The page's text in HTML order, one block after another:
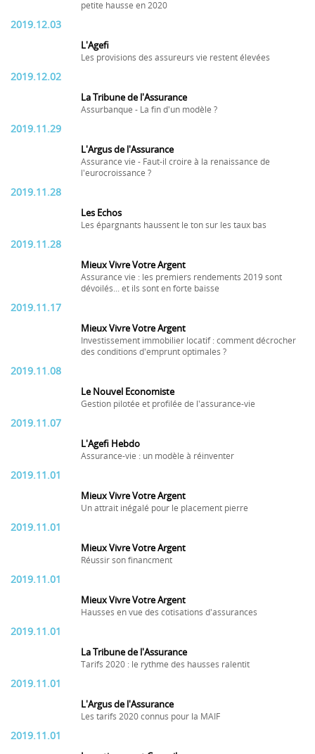
petite hausse en 2020
2019.12.03
L'Agefi
Les provisions des assureurs vie restent élevées
2019.12.02
La Tribune de l'Assurance
Assurbanque - La fin d'un modèle ?
2019.11.29
L'Argus de l'Assurance
Assurance vie - Faut-il croire à la renaissance de
l'eurocroissance ?
2019.11.28
Les Echos
Les épargnants haussent le ton sur les taux bas
2019.11.28
Mieux Vivre Votre Argent
Assurance vie : les premiers rendements 2019 sont
dévoilés... et ils sont en forte baisse
2019.11.17
Mieux Vivre Votre Argent
Investissement immobilier locatif : comment décrocher
des conditions d'emprunt optimales ?
2019.11.08
Le Nouvel Economiste
Gestion pilotée et profilée de l'assurance-vie
2019.11.07
L'Agefi Hebdo
Assurance-vie : un modèle à réinventer
2019.11.01
Mieux Vivre Votre Argent
Un attrait inégalé pour le placement pierre
2019.11.01
Mieux Vivre Votre Argent
Réussir son financment
2019.11.01
Mieux Vivre Votre Argent
Hausses en vue des cotisations d'assurances
2019.11.01
La Tribune de l'Assurance
Tarifs 2020 : le rythme des hausses ralentit
2019.11.01
L'Argus de l'Assurance
Les tarifs 2020 connus pour la MAIF
2019.11.01